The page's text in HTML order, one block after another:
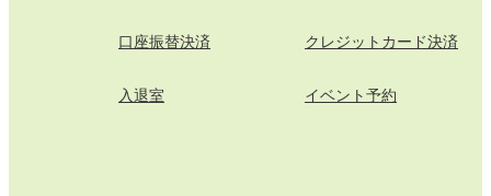
口座振替決済 クレジットカード決済
入退室 イベント予約